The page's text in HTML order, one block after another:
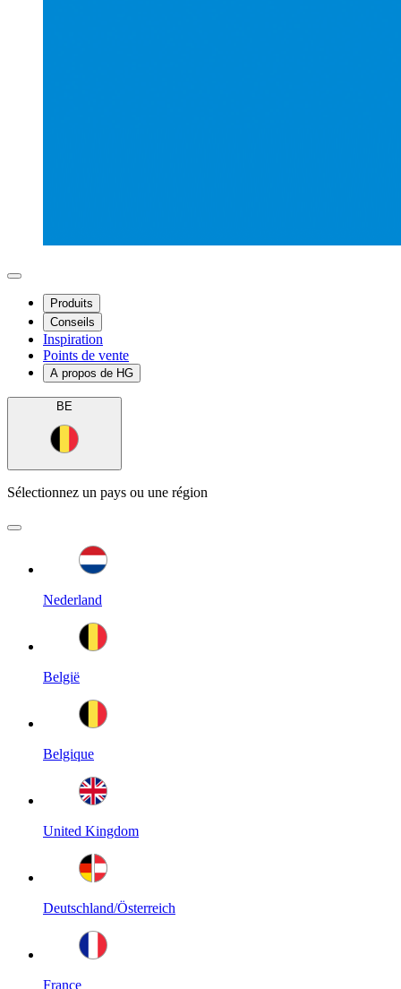
Produits
Conseils
Inspiration
Points de vente
A propos de HG
BE
Sélectionnez un pays ou une région
Nederland
België
Belgique
United Kingdom
Deutschland/Österreich
France